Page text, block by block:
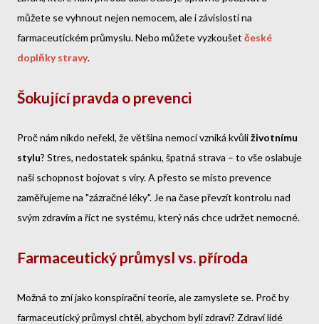
můžete se vyhnout nejen nemocem, ale i závislosti na
farmaceutickém průmyslu. Nebo můžete vyzkoušet české
doplňky stravy.
Šokující pravda o prevenci
Proč nám nikdo neřekl, že většina nemocí vzniká kvůliživotnímu
stylu? Stres, nedostatek spánku, špatná strava – to vše oslabuje
naši schopnost bojovat s viry. A přesto se místo prevence
zaměřujeme na "zázračné léky". Je na čase převzít kontrolu nad
svým zdravím a říct ne systému, který nás chce udržet nemocné.
Farmaceutický průmysl vs. příroda
Možná to zní jako konspirační teorie, ale zamyslete se. Proč by
farmaceutický průmysl chtěl, abychom byli zdraví? Zdraví lidé